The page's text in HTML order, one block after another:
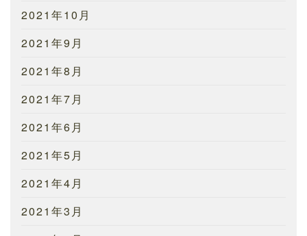
2021年10月
2021年9月
2021年8月
2021年7月
2021年6月
2021年5月
2021年4月
2021年3月